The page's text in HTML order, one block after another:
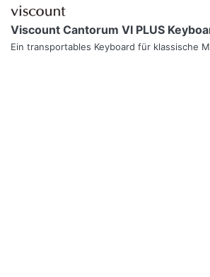
Viscount Cantorum VI PLUS
Ein transportables Keyboard für klassische